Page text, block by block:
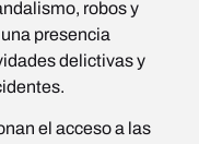
robos y
presencia
delictivas y
el acceso a las